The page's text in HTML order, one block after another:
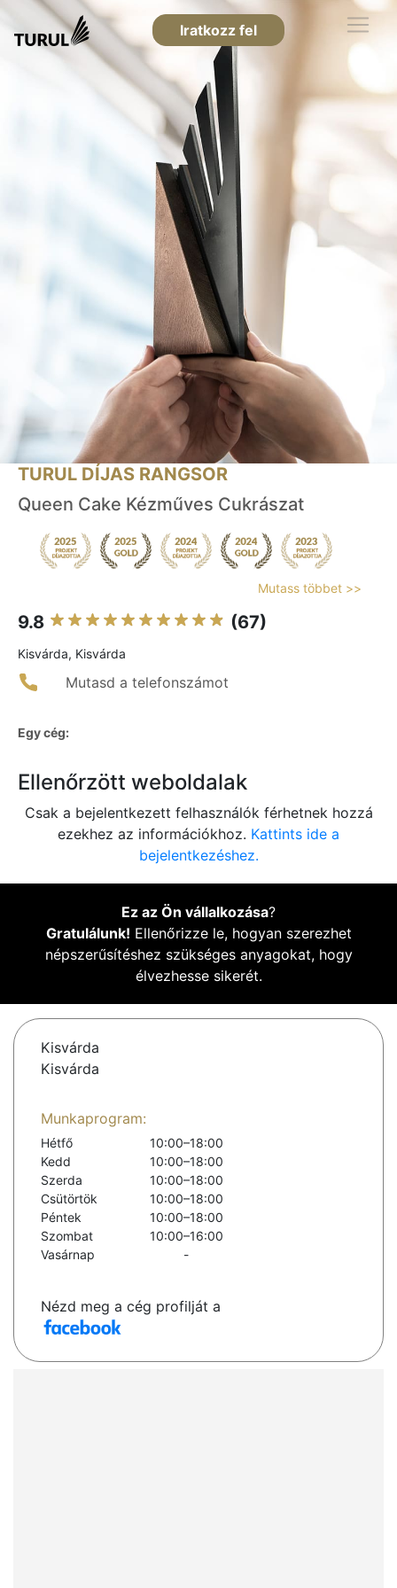
Iratkozz fel
TURUL DÍJAS RANGSOR
Queen Cake Kézműves Cukrászat
Mutass többet >>
9.8 (67)
Kisvárda, Kisvárda
Mutasd a telefonszámot
Egy cég:
Ellenőrzött weboldalak
Csak a bejelentkezett felhasználók férhetnek hozzá
ezekhez az információkhoz. Kattints ide a
bejelentkezéshez.
Ez az Ön vállalkozása?
Gratulálunk! Ellenőrizze le, hogyan szerezhet
népszerűsítéshez szükséges anyagokat, hogy
élvezhesse sikerét.
Kisvárda
Kisvárda
Munkaprogram:
Hétfő
10:00–18:00
Kedd
10:00–18:00
Szerda
10:00–18:00
Csütörtök
10:00–18:00
Péntek
10:00–18:00
Szombat
10:00–16:00
Vasárnap
-
Nézd meg a cég profilját a